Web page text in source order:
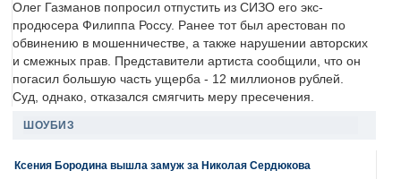
Олег Газманов попросил отпустить из СИЗО его экс-
продюсера Филиппа Россу. Ранее тот был арестован по
обвинению в мошенничестве, а также нарушении авторских
и смежных прав. Представители артиста сообщили, что он
погасил большую часть ущерба - 12 миллионов рублей.
Суд, однако, отказался смягчить меру пресечения.
ШОУБИЗ
Ксения Бородина вышла замуж за Николая Сердюкова